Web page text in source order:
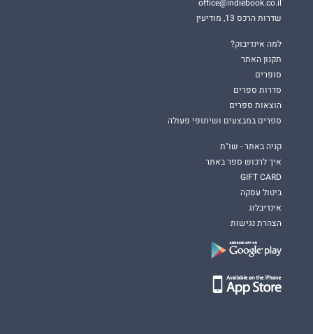
office@indiebook.co.il
שדרות הרכס 13, מודיעין
למה אינדיבוק?
תקנון האתר
סופרים
סדרות ספרים
הוצאות ספרים
ספרים במבצעים ושיתופי פעולה
קניה באתר - שו"ת
איך לרכוש ספר באתר
GIFT CARD
ביטול עסקה
אינדיבלוג
הצהרת נגישות